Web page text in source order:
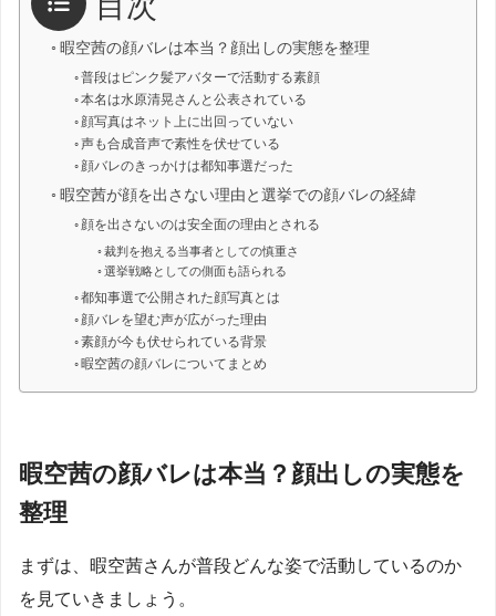
暇空茜の顔バレは本当？顔出しの実態を整理
普段はピンク髪アバターで活動する素顔
本名は水原清晃さんと公表されている
顔写真はネット上に出回っていない
声も合成音声で素性を伏せている
顔バレのきっかけは都知事選だった
暇空茜が顔を出さない理由と選挙での顔バレの経緯
顔を出さないのは安全面の理由とされる
裁判を抱える当事者としての慎重さ
選挙戦略としての側面も語られる
都知事選で公開された顔写真とは
顔バレを望む声が広がった理由
素顔が今も伏せられている背景
暇空茜の顔バレについてまとめ
暇空茜の顔バレは本当？顔出しの実態を
整理
まずは、暇空茜さんが普段どんな姿で活動しているのか
を見ていきましょう。